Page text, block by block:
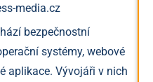
media.cz
bezpečnostní
systémy, webové
aplikace. Vývojáři v nich